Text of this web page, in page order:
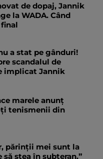
de dopaj, Jannik
la WADA. Când
a stat pe gânduri!
scandalul de
implicat Jannik
marele anunț
tenismenii din
părinții mei sunt la
să stea în subteran.”